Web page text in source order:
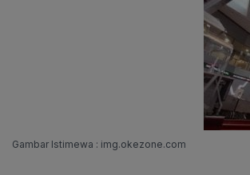
Gambar Istimewa : img.okezone.com